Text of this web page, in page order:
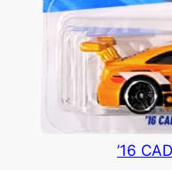
’16